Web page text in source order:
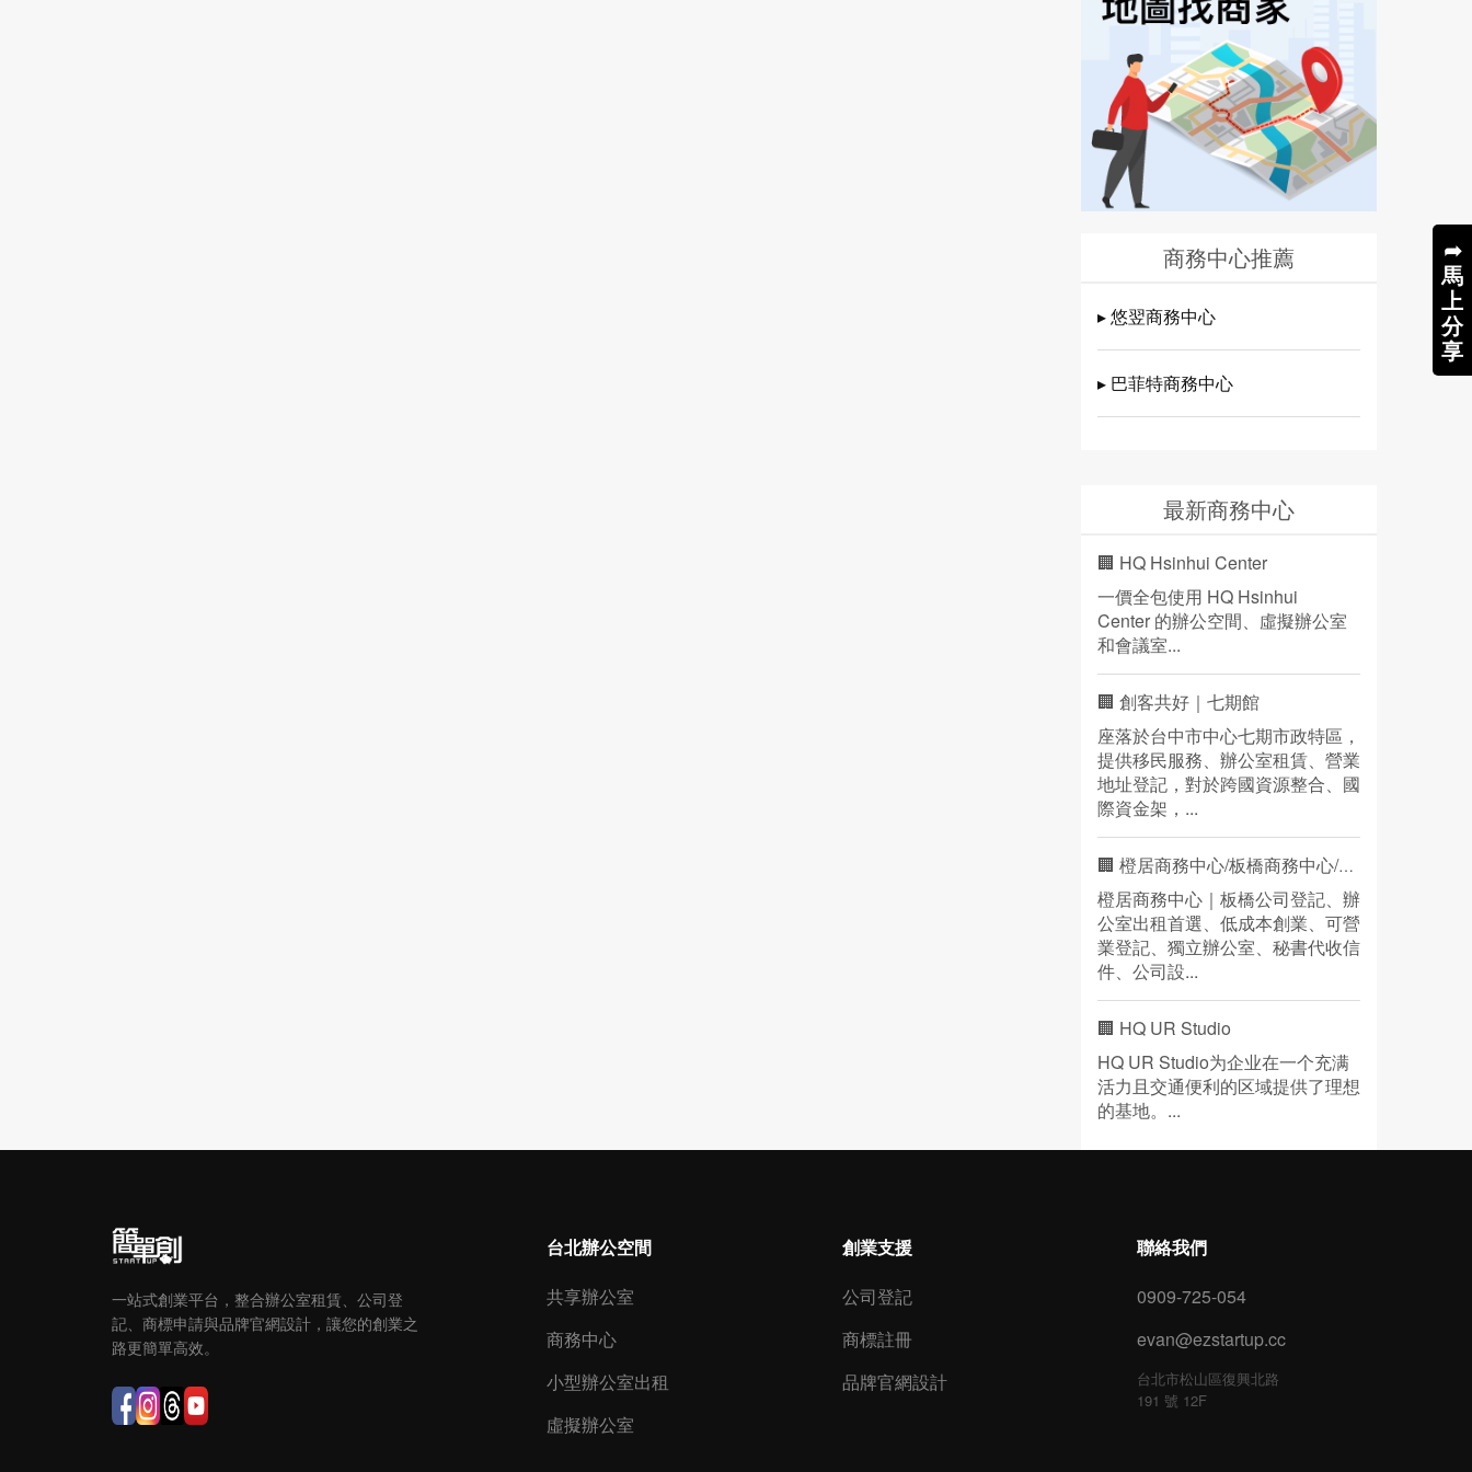
➦
馬
上
分
享
商務中心推薦
▸ 悠翌商務中心
▸ 巴菲特商務中心
最新商務中心
🏢 HQ Hsinhui Center
一價全包使用 HQ Hsinhui
Center 的辦公空間、虛擬辦公室
和會議室...
🏢 創客共好｜七期館
座落於台中市中心七期市政特區，
提供移民服務、辦公室租賃、營業
地址登記，對於跨國資源整合、國
際資金架，...
🏢 橙居商務中心/板橋商務中心/營業登記
橙居商務中心｜板橋公司登記、辦
公室出租首選、低成本創業、可營
業登記、獨立辦公室、秘書代收信
件、公司設...
🏢 HQ UR Studio
HQ UR Studio为企业在一个充满
活力且交通便利的区域提供了理想
的基地。...
一站式創業平台，整合辦公室租賃、公司登
記、商標申請與品牌官網設計，讓您的創業之
路更簡單高效。
台北辦公空間
共享辦公室
商務中心
小型辦公室出租
虛擬辦公室
創業支援
公司登記
商標註冊
品牌官網設計
聯絡我們
0909-725-054
evan@ezstartup.cc
台北市松山區復興北路
191 號 12F